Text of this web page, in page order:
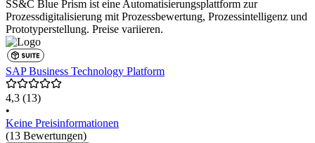
SS&C Blue Prism ist eine Automatisierungsplattform zur
Prozessdigitalisierung mit Prozessbewertung, Prozessintelligenz und
Prototyperstellung. Preise variieren.
SAP Business Technology Platform
4,3 (13)
•
Keine Preisinformationen
(13 Bewertungen)